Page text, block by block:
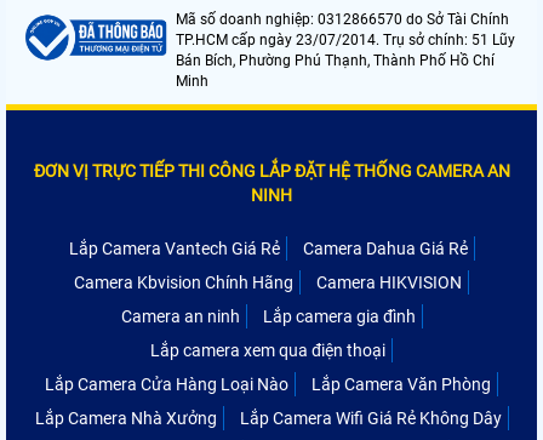
Mã số doanh nghiệp: 0312866570 do Sở Tài Chính
TP.HCM cấp ngày 23/07/2014. Trụ sở chính: 51 Lũy
Bán Bích, Phường Phú Thạnh, Thành Phố Hồ Chí
Minh
ĐƠN VỊ TRỰC TIẾP THI CÔNG LẮP ĐẶT HỆ THỐNG CAMERA AN
NINH
Lắp Camera Vantech Giá Rẻ
Camera Dahua Giá Rẻ
Camera Kbvision Chính Hãng
Camera HIKVISION
Camera an ninh
Lắp camera gia đình
Lắp camera xem qua điện thoại
Lắp Camera Cửa Hàng Loại Nào
Lắp Camera Văn Phòng
Lắp Camera Nhà Xưởng
Lắp Camera Wifi Giá Rẻ Không Dây